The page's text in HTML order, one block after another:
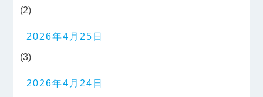
(2)
2026年4月25日
(3)
2026年4月24日